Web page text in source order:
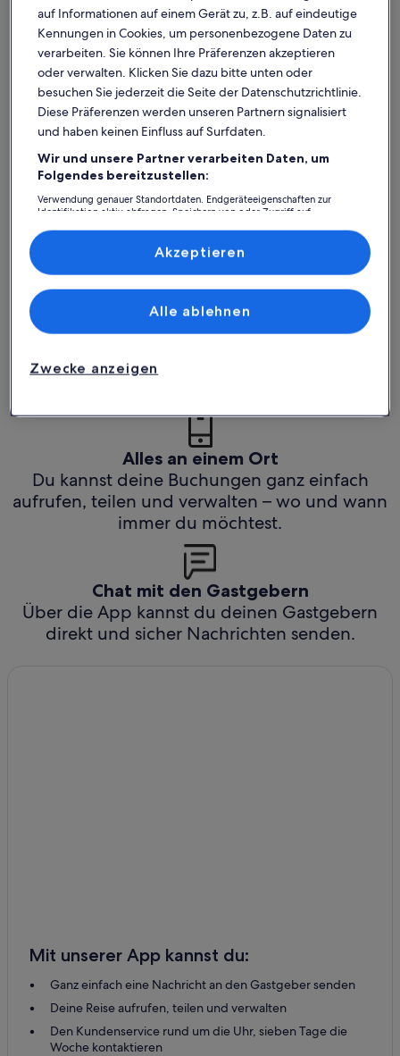
Was spricht für unsere App?
Immer in Verbindung
Du hast all deine Buchungsdetails immer
griffbereit, auch ohne WLAN!
Unser Kundenservice ist rund um die Uhr,
Alles an einem Ort
Du kannst deine Buchungen ganz einfach
aufrufen, teilen und verwalten – wo und wann
immer du möchtest.
Chat mit den Gastgebern
Über die App kannst du deinen Gastgebern
direkt und sicher Nachrichten senden.
Mit unserer App kannst du:
Ganz einfach eine Nachricht an den Gastgeber senden
Deine Reise aufrufen, teilen und verwalten
Den Kundenservice rund um die Uhr, sieben Tage die
Woche kontaktieren
auf Informationen auf einem Gerät zu, z.B. auf eindeutige
Kennungen in Cookies, um personenbezogene Daten zu
verarbeiten. Sie können Ihre Präferenzen akzeptieren
oder verwalten. Klicken Sie dazu bitte unten oder
besuchen Sie jederzeit die Seite der Datenschutzrichtlinie.
Diese Präferenzen werden unseren Partnern signalisiert
und haben keinen Einfluss auf Surfdaten.
Wir und unsere Partner verarbeiten Daten, um
Folgendes bereitzustellen:
Verwendung genauer Standortdaten. Endgeräteeigenschaften zur
Identifikation aktiv abfragen. Speichern von oder Zugriff auf
Inhalte, Messung von Werbeleistung und der Performance von Inhalten,
Zielgruppenforschung sowie Entwicklung und Verbesserung von
Liste der Partner (Lieferanten)
Zwecke anzeigen
Alle ablehnen
Akzeptieren